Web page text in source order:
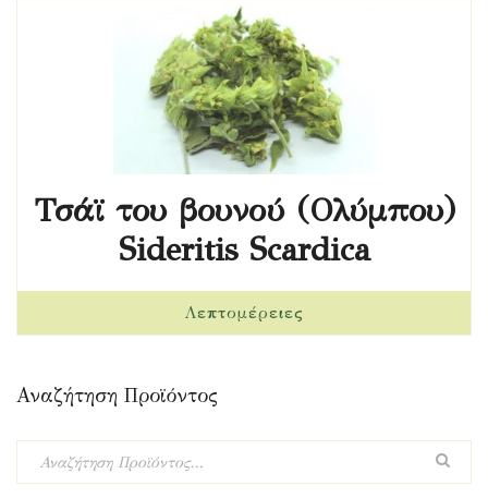
Τσάϊ του βουνού (Ολύμπου)
Sideritis Scardica
Αναζήτηση Προϊόντος